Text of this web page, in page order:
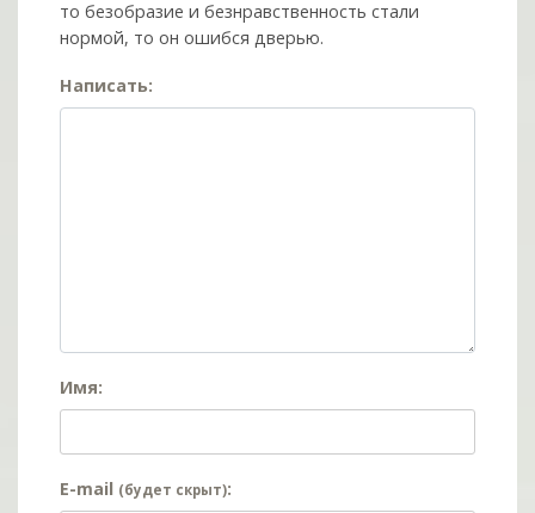
то безобразие и безнравственность стали
нормой, то он ошибся дверью.
Написать:
Имя:
E-mail (будет скрыт):